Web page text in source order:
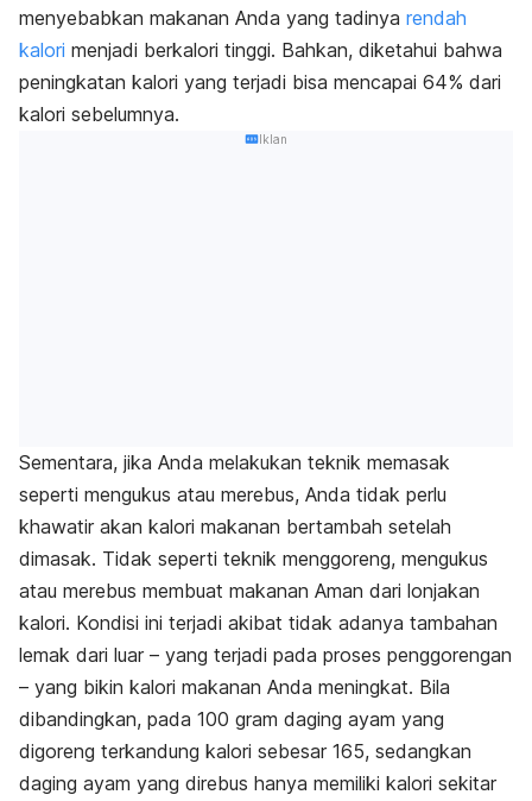
menyebabkan makanan Anda yang tadinya rendah
kalori menjadi berkalori tinggi. Bahkan, diketahui bahwa
peningkatan kalori yang terjadi bisa mencapai 64% dari
kalori sebelumnya.
Iklan
Sementara, jika Anda melakukan teknik memasak
seperti mengukus atau merebus, Anda tidak perlu
khawatir akan kalori makanan bertambah setelah
dimasak. Tidak seperti teknik menggoreng, mengukus
atau merebus membuat makanan Aman dari lonjakan
kalori. Kondisi ini terjadi akibat tidak adanya tambahan
lemak dari luar – yang terjadi pada proses penggorengan
– yang bikin kalori makanan Anda meningkat. Bila
dibandingkan, pada 100 gram daging ayam yang
digoreng terkandung kalori sebesar 165, sedangkan
daging ayam yang direbus hanya memiliki kalori sekitar